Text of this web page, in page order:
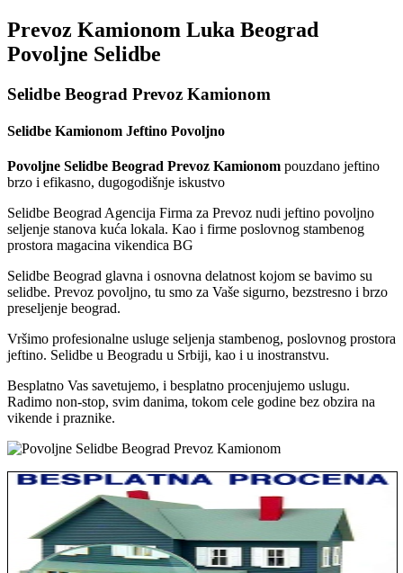
Prevoz Kamionom Luka Beograd
Povoljne Selidbe
Selidbe Beograd Prevoz Kamionom
Selidbe Kamionom Jeftino Povoljno
Povoljne Selidbe Beograd Prevoz Kamionom pouzdano jeftino
brzo i efikasno, dugogodišnje iskustvo
Selidbe Beograd Agencija Firma za Prevoz nudi jeftino povoljno
seljenje stanova kuća lokala. Kao i firme poslovnog stambenog
prostora magacina vikendica BG
Selidbe Beograd glavna i osnovna delatnost kojom se bavimo su
selidbe. Prevoz povoljno, tu smo za Vaše sigurno, bezstresno i brzo
preseljenje beograd.
Vršimo profesionalne usluge seljenja stambenog, poslovnog prostora
jeftino. Selidbe u Beogradu u Srbiji, kao i u inostranstvu.
Besplatno Vas savetujemo, i besplatno procenjujemo uslugu.
Radimo non-stop, svim danima, tokom cele godine bez obzira na
vikende i praznike.